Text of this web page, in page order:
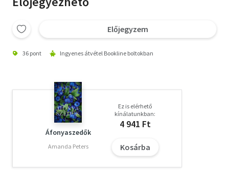
Előjegyzem
36 pont Ingyenes átvétel Bookline boltokban
Áfonyaszedők
Amanda Peters
Ez is elérhető
kínálatunkban:
4 941 Ft
Kosárba